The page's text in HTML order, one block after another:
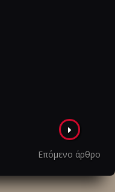
Επόμενο άρθρο